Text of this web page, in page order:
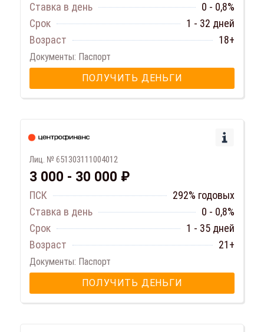
Ставка в день
0 - 0,8%
Срок
1 - 32 дней
Возраст
18+
Документы: Паспорт
ПОЛУЧИТЬ ДЕНЬГИ
Лиц. № 651303111004012
3 000 - 30 000 ₽
ПСК
292% годовых
Ставка в день
0 - 0,8%
Срок
1 - 35 дней
Возраст
21+
Документы: Паспорт
ПОЛУЧИТЬ ДЕНЬГИ